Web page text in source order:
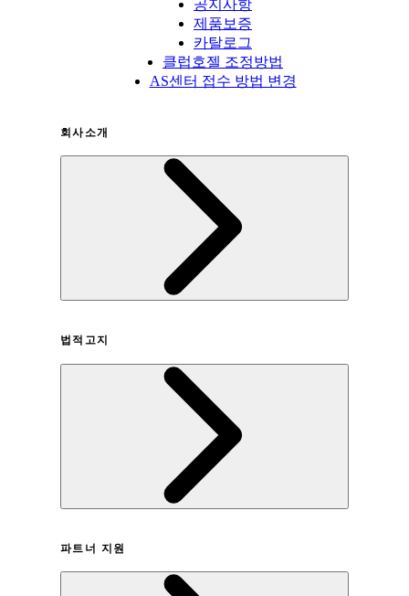
공지사항
제품보증
카탈로그
클럽호젤 조정방법
AS센터 접수 방법 변경
회사소개
법적고지
개인정보취급방침
파트너 지원